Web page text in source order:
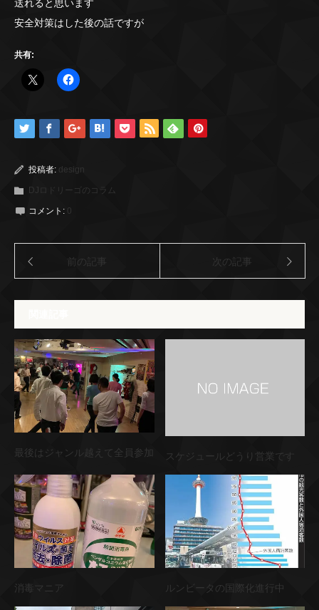
送れると思います
安全対策はした後の話ですが
共有:
投稿者: design
DJロドリーゴのコラム
コメント: 0
前の記事 次の記事
最後はジャンル越えて全員参加 スケジュールどうり営業です
消毒マニア ルンビータの国際化進行中